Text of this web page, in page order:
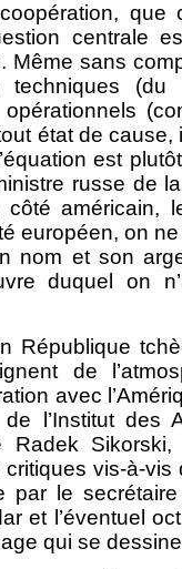
que
centrale
Même sans
techniques
état de
est
russe de
américain,
européen, on
nom et son
duquel on
République
de
avec
l’Institut des
vis-à-vis
le secrétaire
et l’éventuel
qui se